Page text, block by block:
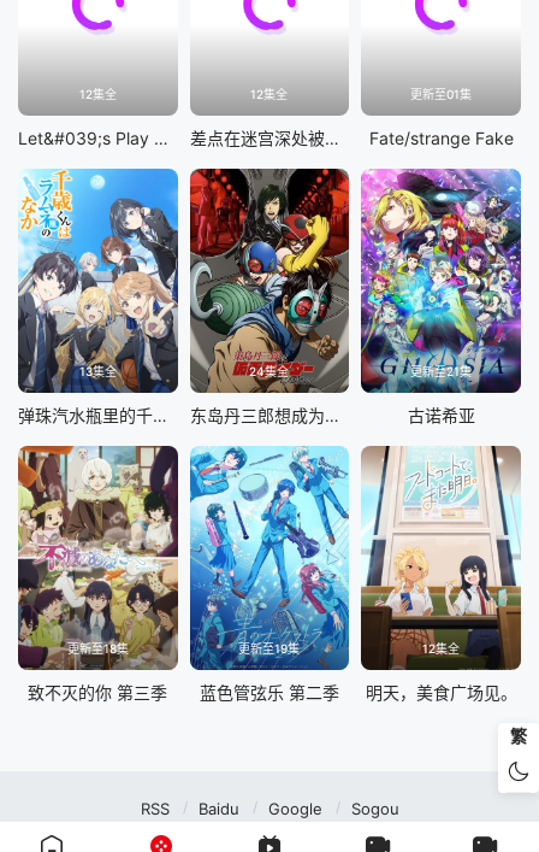
12集全
Let&#039;s Play 充满挑战的人生
12集全
差点在迷宫深处被信任的伙伴杀掉，但靠着天赐技能「无限扭蛋」获得等级9999的伙伴，我要向前队友和世界展开复仇&amp;「给他们好看！」
更新至01集
Fate/strange Fake
13集全
弹珠汽水瓶里的千岁同学
24集全
东岛丹三郎想成为假面骑士
更新至21集
古诺希亚
更新至18集
致不灭的你 第三季
更新至19集
蓝色管弦乐 第二季
12集全
明天，美食广场见。
繁
RSS Baidu Google Sogou
MuteFun动漫网站-无声乐趣-(゜-゜)つロ 干杯~MuteFun动漫网站所有内容均来